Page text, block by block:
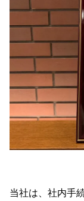
当社は、社内手